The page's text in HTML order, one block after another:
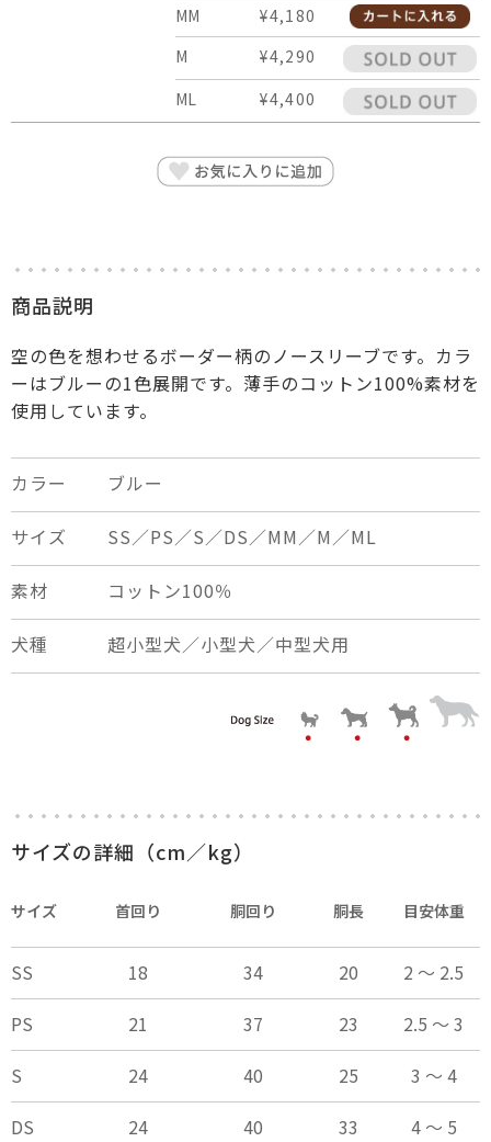
MM
¥4,180
M
¥4,290
ML
¥4,400
サイズの詳細（cm／kg）
サイズ 首回り 胴回り 胴長 目安体重
SS 18 34 20
2 ～ 2.5
PS
21 37 23
2.5 ～ 3
S
24 40 25
3 ～ 4
DS
24 40 33
4 ～ 5
商品説明
空の色を想わせるボーダー柄のノースリーブです。カラ
ーはブルーの1色展開です。薄手のコットン100%素材を
使用しています。
カラー ブルー
サイズ SS／PS／S／DS／MM／M／ML
素材 コットン100％
犬種 超小型犬／小型犬／中型犬用